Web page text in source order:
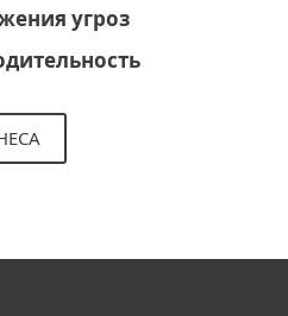
угроз